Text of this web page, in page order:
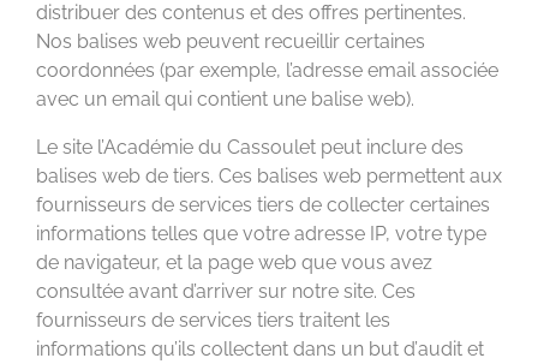
distribuer des contenus et des offres pertinentes.
Nos balises web peuvent recueillir certaines
coordonnées (par exemple, l’adresse email associée
avec un email qui contient une balise web).
Le site l’Académie du Cassoulet peut inclure des
balises web de tiers. Ces balises web permettent aux
fournisseurs de services tiers de collecter certaines
informations telles que votre adresse IP, votre type
de navigateur, et la page web que vous avez
consultée avant d’arriver sur notre site. Ces
fournisseurs de services tiers traitent les
informations qu’ils collectent dans un but d’audit et